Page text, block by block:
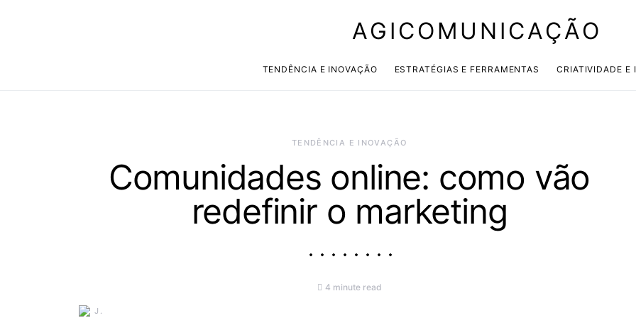
AGICOMUNICAÇÃO
TENDÊNCIA E INOVAÇÃO ESTRATÉGIAS E FERRAMENTAS CRIATIVIDADE E
TENDÊNCIA E INOVAÇÃO
Comunidades online: como vão
redefinir o marketing
4 minute read